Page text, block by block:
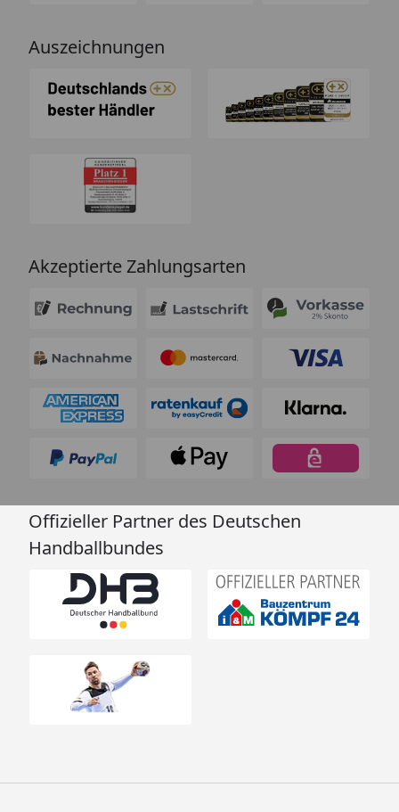
Auszeichnungen
Akzeptierte Zahlungsarten
Offizieller Partner des Deutschen
Handballbundes